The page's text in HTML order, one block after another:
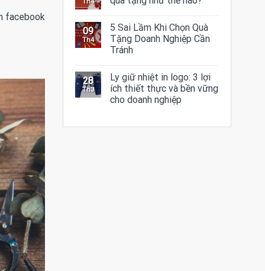
facebook
09
Th4
5 Sai Lầm Khi Chọn Quà
Tặng Doanh Nghiệp Cần
Tránh
28
Th3
Ly giữ nhiệt in logo: 3 lợi
ích thiết thực và bền vững
cho doanh nghiệp